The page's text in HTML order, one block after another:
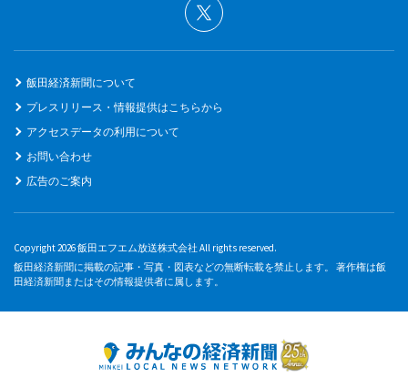
飯田経済新聞について
プレスリリース・情報提供はこちらから
アクセスデータの利用について
お問い合わせ
広告のご案内
Copyright 2026 飯田エフエム放送株式会社 All rights reserved.
飯田経済新聞に掲載の記事・写真・図表などの無断転載を禁止します。 著作権は飯
田経済新聞またはその情報提供者に属します。